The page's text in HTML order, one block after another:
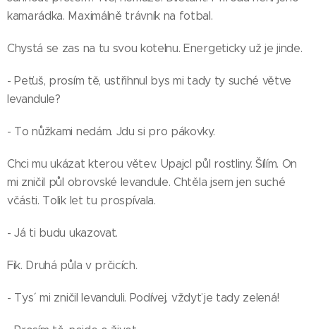
kamarádka. Maximálně trávník na fotbal.
Chystá se zas na tu svou kotelnu. Energeticky už je jinde.
- Peťuš, prosím tě, ustřihnul bys mi tady ty suché větve
levandule?
- To nůžkami nedám. Jdu si pro pákovky.
Chci mu ukázat kterou větev. Upajcl půl rostliny. Šílím. On
mi zničil půl obrovské levandule. Chtěla jsem jen suché
včásti. Tolik let tu prospívala.
- Já ti budu ukazovat.
Fik. Druhá půla v prčicích.
- Tys´ mi zničil levanduli. Podívej, vždyť je tady zelená!